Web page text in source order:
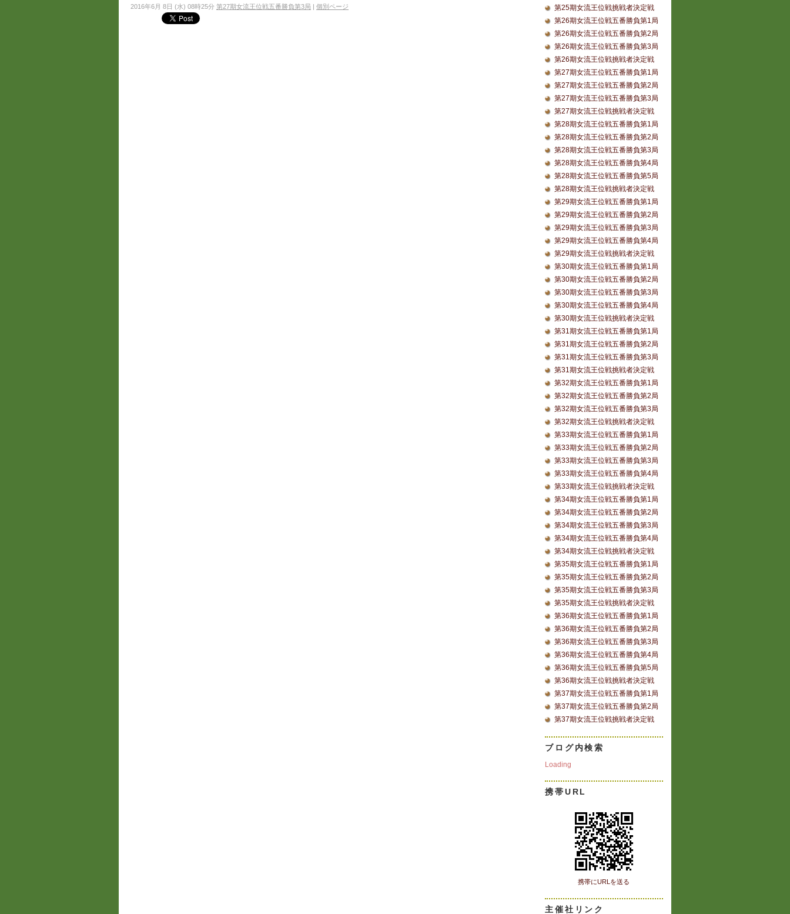
2016年6月 8日 (水) 08時25分 第27期女流王位戦五番勝負第3局 | 個別ページ
第25期女流王位戦挑戦者決定戦
第26期女流王位戦五番勝負第1局
第26期女流王位戦五番勝負第2局
第26期女流王位戦五番勝負第3局
第26期女流王位戦挑戦者決定戦
第27期女流王位戦五番勝負第1局
第27期女流王位戦五番勝負第2局
第27期女流王位戦五番勝負第3局
第27期女流王位戦挑戦者決定戦
第28期女流王位戦五番勝負第1局
第28期女流王位戦五番勝負第2局
第28期女流王位戦五番勝負第3局
第28期女流王位戦五番勝負第4局
第28期女流王位戦五番勝負第5局
第28期女流王位戦挑戦者決定戦
第29期女流王位戦五番勝負第1局
第29期女流王位戦五番勝負第2局
第29期女流王位戦五番勝負第3局
第29期女流王位戦五番勝負第4局
第29期女流王位戦挑戦者決定戦
第30期女流王位戦五番勝負第1局
第30期女流王位戦五番勝負第2局
第30期女流王位戦五番勝負第3局
第30期女流王位戦五番勝負第4局
第30期女流王位戦挑戦者決定戦
第31期女流王位戦五番勝負第1局
第31期女流王位戦五番勝負第2局
第31期女流王位戦五番勝負第3局
第31期女流王位戦挑戦者決定戦
第32期女流王位戦五番勝負第1局
第32期女流王位戦五番勝負第2局
第32期女流王位戦五番勝負第3局
第32期女流王位戦挑戦者決定戦
第33期女流王位戦五番勝負第1局
第33期女流王位戦五番勝負第2局
第33期女流王位戦五番勝負第3局
第33期女流王位戦五番勝負第4局
第33期女流王位戦挑戦者決定戦
第34期女流王位戦五番勝負第1局
第34期女流王位戦五番勝負第2局
第34期女流王位戦五番勝負第3局
第34期女流王位戦五番勝負第4局
第34期女流王位戦挑戦者決定戦
第35期女流王位戦五番勝負第1局
第35期女流王位戦五番勝負第2局
第35期女流王位戦五番勝負第3局
第35期女流王位戦挑戦者決定戦
第36期女流王位戦五番勝負第1局
第36期女流王位戦五番勝負第2局
第36期女流王位戦五番勝負第3局
第36期女流王位戦五番勝負第4局
第36期女流王位戦五番勝負第5局
第36期女流王位戦挑戦者決定戦
第37期女流王位戦五番勝負第1局
第37期女流王位戦五番勝負第2局
第37期女流王位戦挑戦者決定戦
ブログ内検索
Loading
携帯URL
携帯にURLを送る
主催社リンク